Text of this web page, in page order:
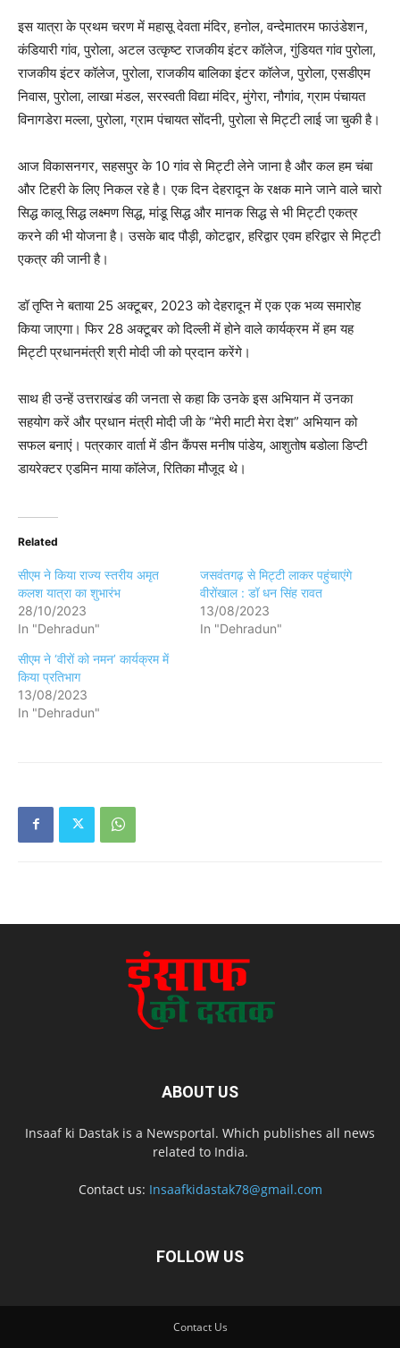
इस यात्रा के प्रथम चरण में महासू देवता मंदिर, हनोल, वन्देमातरम फाउंडेशन,
कंडियारी गांव, पुरोला, अटल उत्कृष्ट राजकीय इंटर कॉलेज, गुंडियत गांव पुरोला,
राजकीय इंटर कॉलेज, पुरोला, राजकीय बालिका इंटर कॉलेज, पुरोला, एसडीएम
निवास, पुरोला, लाखा मंडल, सरस्वती विद्या मंदिर, मुंगेरा, नौगांव, ग्राम पंचायत
विनागडेरा मल्ला, पुरोला, ग्राम पंचायत सोंदनी, पुरोला से मिट्टी लाई जा चुकी है।
आज विकासनगर, सहसपुर के 10 गांव से मिट्टी लेने जाना है और कल हम चंबा
और टिहरी के लिए निकल रहे है। एक दिन देहरादून के रक्षक माने जाने वाले चारो
सिद्ध कालू सिद्ध लक्ष्मण सिद्ध, मांडू सिद्ध और मानक सिद्ध से भी मिट्टी एकत्र
करने की भी योजना है। उसके बाद पौड़ी, कोटद्वार, हरिद्वार एवम हरिद्वार से मिट्टी
एकत्र की जानी है।
डॉ तृप्ति ने बताया 25 अक्टूबर, 2023 को देहरादून में एक एक भव्य समारोह
किया जाएगा। फिर 28 अक्टूबर को दिल्ली में होने वाले कार्यक्रम में हम यह
मिट्टी प्रधानमंत्री श्री मोदी जी को प्रदान करेंगे।
साथ ही उन्हें उत्तराखंड की जनता से कहा कि उनके इस अभियान में उनका
सहयोग करें और प्रधान मंत्री मोदी जी के “मेरी माटी मेरा देश” अभियान को
सफल बनाएं। पत्रकार वार्ता में डीन कैंपस मनीष पांडेय, आशुतोष बडोला डिप्टी
डायरेक्टर एडमिन माया कॉलेज, रितिका मौजूद थे।
Related
सीएम ने किया राज्य स्तरीय अमृत
कलश यात्रा का शुभारंभ
28/10/2023
In "Dehradun"
जसवंतगढ़ से मिट्टी लाकर पहुंचाएंगे
वीरोंखाल : डॉ धन सिंह रावत
13/08/2023
In "Dehradun"
सीएम ने ‘वीरों को नमन’ कार्यक्रम में
किया प्रतिभाग
13/08/2023
In "Dehradun"
ABOUT US
Insaaf ki Dastak is a Newsportal. Which publishes all news
related to India.
Contact us: Insaafkidastak78@gmail.com
FOLLOW US
Contact Us